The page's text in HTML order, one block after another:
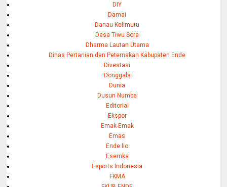
DIY
Damai
Danau Kelimutu
Desa Tiwu Sora
Dharma Lautan Utama
Dinas Pertanian dan Peternakan Kabupaten Ende
Divestasi
Donggala
Dunia
Dusun Numba
Editorial
Ekspor
Emak-Emak
Emas
Ende lio
Esemka
Esports Indonesia
FKMA